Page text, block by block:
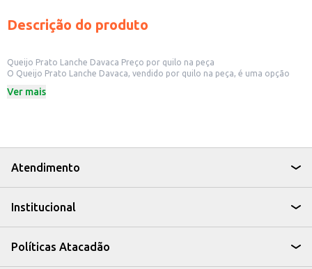
Descrição do produto
Queijo Prato Lanche Davaca Preço por quilo na peça
O Queijo Prato Lanche Davaca, vendido por quilo na peça, é uma opção
apresentação em peça permite um fácil manuseio e fatiamento, ideal para
Dicas de uso:
Ideal para compor sanduíches e lanches, oferecendo um sabor clássico e
familiar aos clientes.
Pode ser utilizado em receitas como pizzas, massas e outras preparações
Adequado para revenda em supermercados, mercearias e lojas de produtos
alimentícios.
O Queijo Prato Lanche Davaca oferece uma solução eficiente para quem
Ver mais
Atendimento
Institucional
Políticas Atacadão